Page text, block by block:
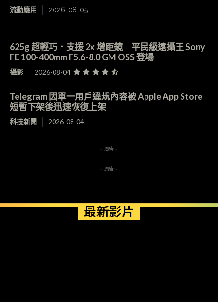
流動應用 2026-08-05
625g 超輕巧．支援 2x 增距鏡 平民級遠攝王 Sony
FE 100-400mm F5.6-8.0 GM OSS 登場
攝影 2026-08-04
Telegram 因單一用戶違規內容被 Apple App Store
短暫下架後迅速恢復上架
科技新聞 2026-08-04
- 廣告 -
- 廣告 -
最新影片